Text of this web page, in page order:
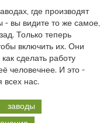
где производят
- вы видите то же самое,
Только теперь
включить их. Они
сделать работу
человечнее. И это -
нас.
заводы